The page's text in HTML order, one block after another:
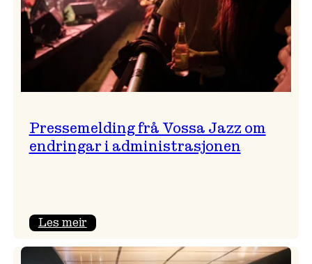
Pressemelding frå Vossa Jazz om
endringar i administrasjonen
Les meir:
frå